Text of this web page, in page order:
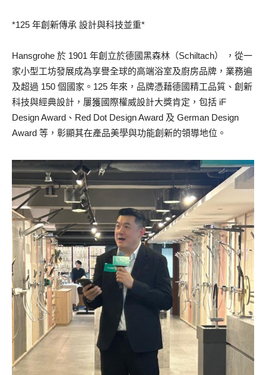
*125 年創新傳承 設計與科技並重*
Hansgrohe 於 1901 年創立於德國黑森林（Schiltach） ，從一
家小型工坊發展成為享譽全球的高端浴室及廚房品牌，業務遍
及超過 150 個國家。125 年來，品牌憑藉德國精工品質、創新
科技與經典設計，屢獲國際權威設計大獎肯定，包括 iF
Design Award、Red Dot Design Award 及 German Design
Award 等，彰顯其在產品美學與功能創新的領導地位。